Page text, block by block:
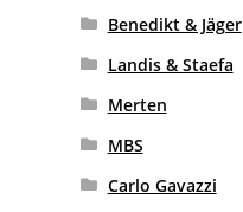
Benedikt & Jäger
Landis & Staefa
Merten
MBS
Carlo Gavazzi